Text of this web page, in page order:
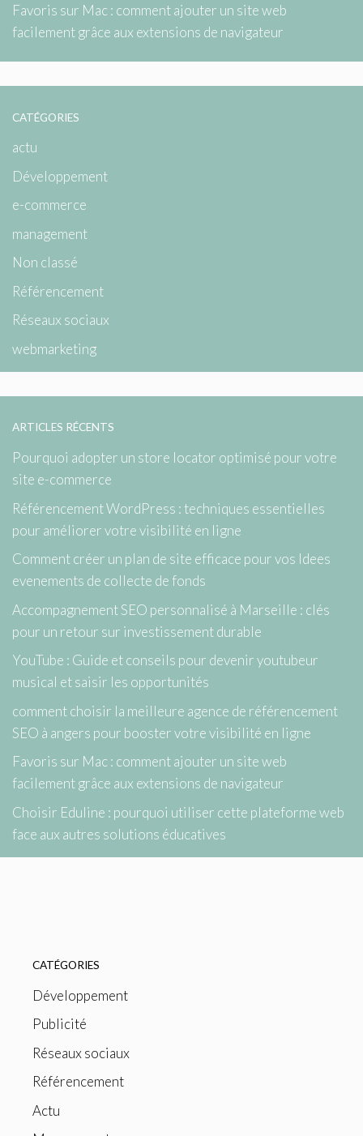
Favoris sur Mac : comment ajouter un site web
facilement grâce aux extensions de navigateur
CATÉGORIES
actu
Développement
e-commerce
management
Non classé
Référencement
Réseaux sociaux
webmarketing
ARTICLES RÉCENTS
Pourquoi adopter un store locator optimisé pour votre
site e-commerce
Référencement WordPress : techniques essentielles
pour améliorer votre visibilité en ligne
Comment créer un plan de site efficace pour vos Idees
evenements de collecte de fonds
Accompagnement SEO personnalisé à Marseille : clés
pour un retour sur investissement durable
YouTube : Guide et conseils pour devenir youtubeur
musical et saisir les opportunités
comment choisir la meilleure agence de référencement
SEO à angers pour booster votre visibilité en ligne
Favoris sur Mac : comment ajouter un site web
facilement grâce aux extensions de navigateur
Choisir Eduline : pourquoi utiliser cette plateforme web
face aux autres solutions éducatives
CATÉGORIES
Développement
Publicité
Réseaux sociaux
Référencement
Actu